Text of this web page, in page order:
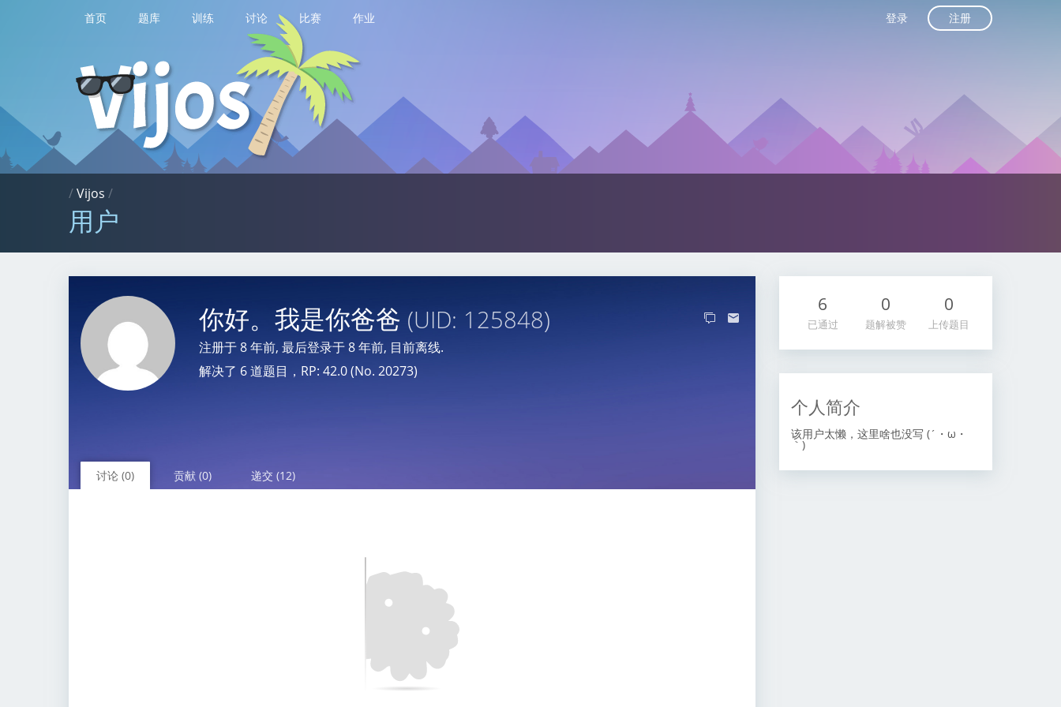
首页 题库 训练 讨论 比赛 作业 登录 注册
/Vijos /
用户
你好。我是你爸爸 (UID: 125848)
注册于8 年前, 最后登录于8 年前, 目前离线.
解决了 6 道题目，RP: 42.0 (No. 20273)
讨论 (0) 贡献 (0) 递交 (12)
6
已通过
0
题解被赞
0
上传题目
个人简介
该用户太懒，这里啥也没写 (´・ω・
｀)